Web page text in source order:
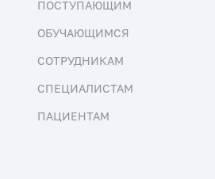
ПОСТУПАЮЩИМ
ОБУЧАЮЩИМСЯ
СОТРУДНИКАМ
СПЕЦИАЛИСТАМ
ПАЦИЕНТАМ